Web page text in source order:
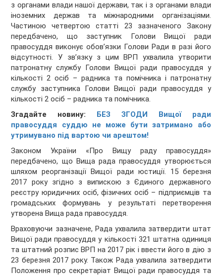
з органами влади нашої держави, так і з органами влади
іноземних держав та міжнародними організаціями.
Частиною четвертою статті 23 зазначеного Закону
передбачено, що заступник Голови Вищої ради
правосуддя виконує обов’язки Голови Ради в разі його
відсутності. У зв’язку з цим ВРП ухвалила утворити
патронатну службу Голови Вищої ради правосуддя у
кількості 2 осіб – радника та помічника і патронатну
службу заступника Голови Вищої ради правосуддя у
кількості 2 осіб – радника та помічника.
Згадайте новину: БЕЗ ЗГОДИ Вищої ради
правосуддя суддю не може бути затримано або
утримувано під вартою чи арештом!
Законом України «Про Вищу раду правосуддя»
передбачено, що Вища рада правосуддя утворюється
шляхом реорганізації Вищої ради юстиції. 15 березня
2017 року згідно з випискою з Єдиного державного
реєстру юридичних осіб, фізичних осіб – підприємців та
громадських формувань у результаті перетворення
утворена Вища рада правосуддя.
Враховуючи зазначене, Рада ухвалила затвердити штат
Вищої ради правосуддя у кількості 321 штатна одиниця
та штатний розпис ВРП на 2017 рік і ввести його в дію з
23 березня 2017 року. Також Рада ухвалила затвердити
Положення про секретаріат Вищої ради правосуддя та